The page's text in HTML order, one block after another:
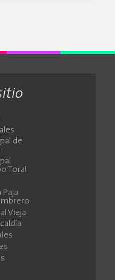
de
Toral
Vieja